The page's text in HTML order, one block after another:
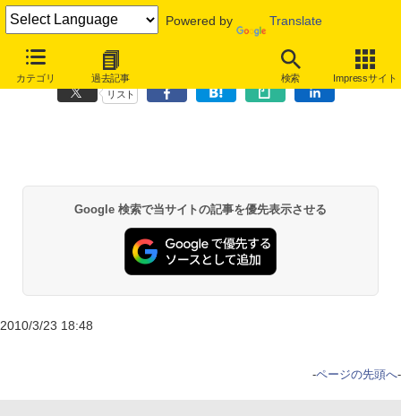
Powered by Translate
カテゴリ 過去記事 検索 Impressサイト
＜この記事の掲載期間は終了しました＞
リスト
Google 検索で当サイトの記事を優先表示させる
2010/3/23 18:48
-ページの先頭へ-